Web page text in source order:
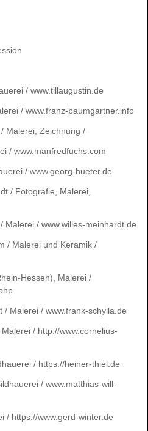
/ www.tillaugustin.de
/ www.franz-baumgartner.info
Malerei, Zeichnung /
/ www.manfredfuchs.com
/ www.georg-hueter.de
/ Fotografie, Malerei,
Malerei / www.willes-meinhardt.de
/ Malerei und Keramik /
Hessen), Malerei /
Malerei / www.frank-schylla.de
/ http://www.cornelius-
/ https://heiner-thiel.de
/ www.matthias-will-
/ https://www.gerd-winter.de